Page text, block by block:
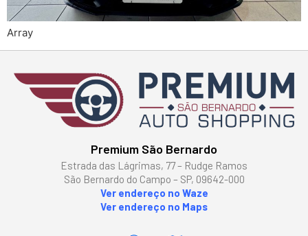
Array
Premium São Bernardo
Estrada das Lágrimas, 77 – Rudge Ramos
São Bernardo do Campo – SP, 09642-000
Ver endereço no Waze
Ver endereço no Maps